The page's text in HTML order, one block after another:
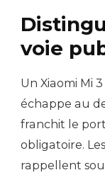
voie
Un Xiaomi Mi
échappe au
franchit le
obligatoire.
rappellent